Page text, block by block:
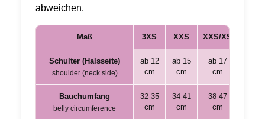
abweichen.
Adventure Hundegeschirr Maßtabelle
Maß 3XS XXS XXS/XS
Schulter (Halsseite)
shoulder (neck side)
ab 12
cm
ab 15
cm
ab 17
cm
Bauchumfang
belly circumference
32-35
cm
34-41
cm
38-47
cm